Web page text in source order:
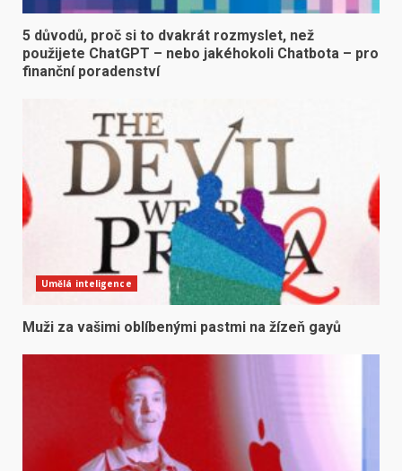
5 důvodů, proč si to dvakrát rozmyslet, než
použijete ChatGPT – nebo jakéhokoli Chatbota – pro
finanční poradenství
Umělá inteligence
Muži za vašimi oblíbenými pastmi na žízeň gayů